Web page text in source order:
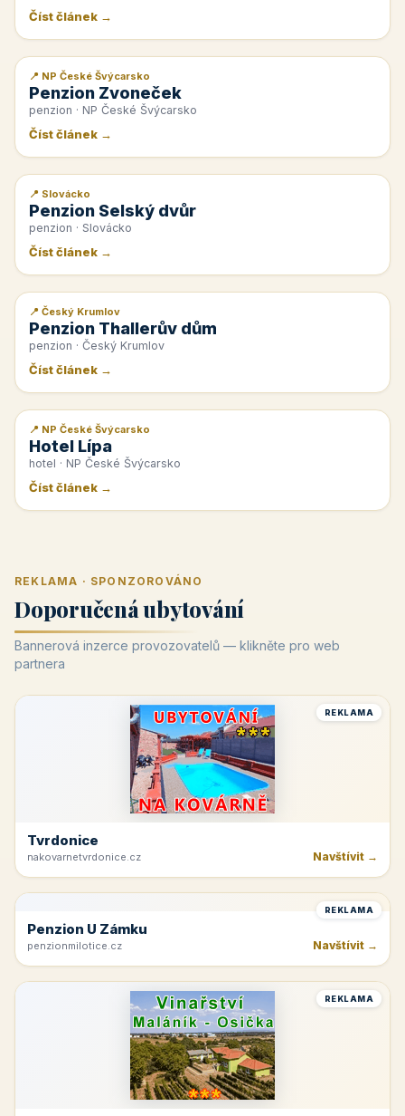
Číst článek →
📰 PR článek
📍 NP České Švýcarsko
Penzion Zvoneček
penzion · NP České Švýcarsko
Číst článek →
📰 PR článek
📍 Slovácko
Penzion Selský dvůr
penzion · Slovácko
Číst článek →
📰 PR článek
📍 Český Krumlov
Penzion Thallerův dům
penzion · Český Krumlov
Číst článek →
📰 PR článek
📍 NP České Švýcarsko
Hotel Lípa
hotel · NP České Švýcarsko
Číst článek →
REKLAMA · SPONZOROVÁNO
Doporučená ubytování
Bannerová inzerce provozovatelů — klikněte pro web
partnera
REKLAMA
Tvrdonice
nakovarnetvrdonice.cz Navštívit →
REKLAMA
Penzion U Zámku